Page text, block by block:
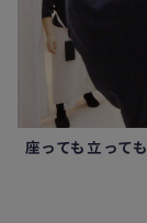
座っても立って